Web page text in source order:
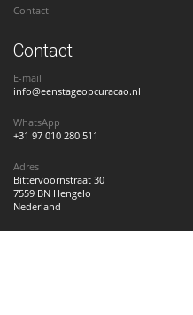
Contact
Contact
E-mail
info@eenstageopcuracao.nl
WhatsApp
+31 97 010 280 511
Adres
Bittervoornstraat 30
7559 BN Hengelo
Nederland